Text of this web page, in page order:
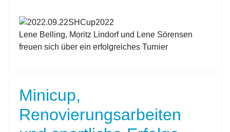
Lene Belling, Moritz Lindorf und Lene Sörensen
freuen sich über ein erfolgreiches Turnier
Minicup,
Renovierungsarbeiten